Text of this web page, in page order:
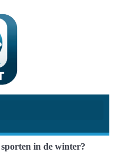
in de winter?